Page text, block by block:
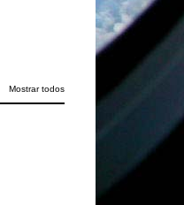
Mostrar todos